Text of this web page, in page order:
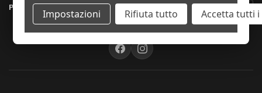
PRO-BOLT ITALIA +
SEGUICI
Impostazioni Rifiuta tutto Accetta tutti